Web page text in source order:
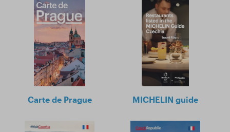
Carte de Prague MICHELIN guide